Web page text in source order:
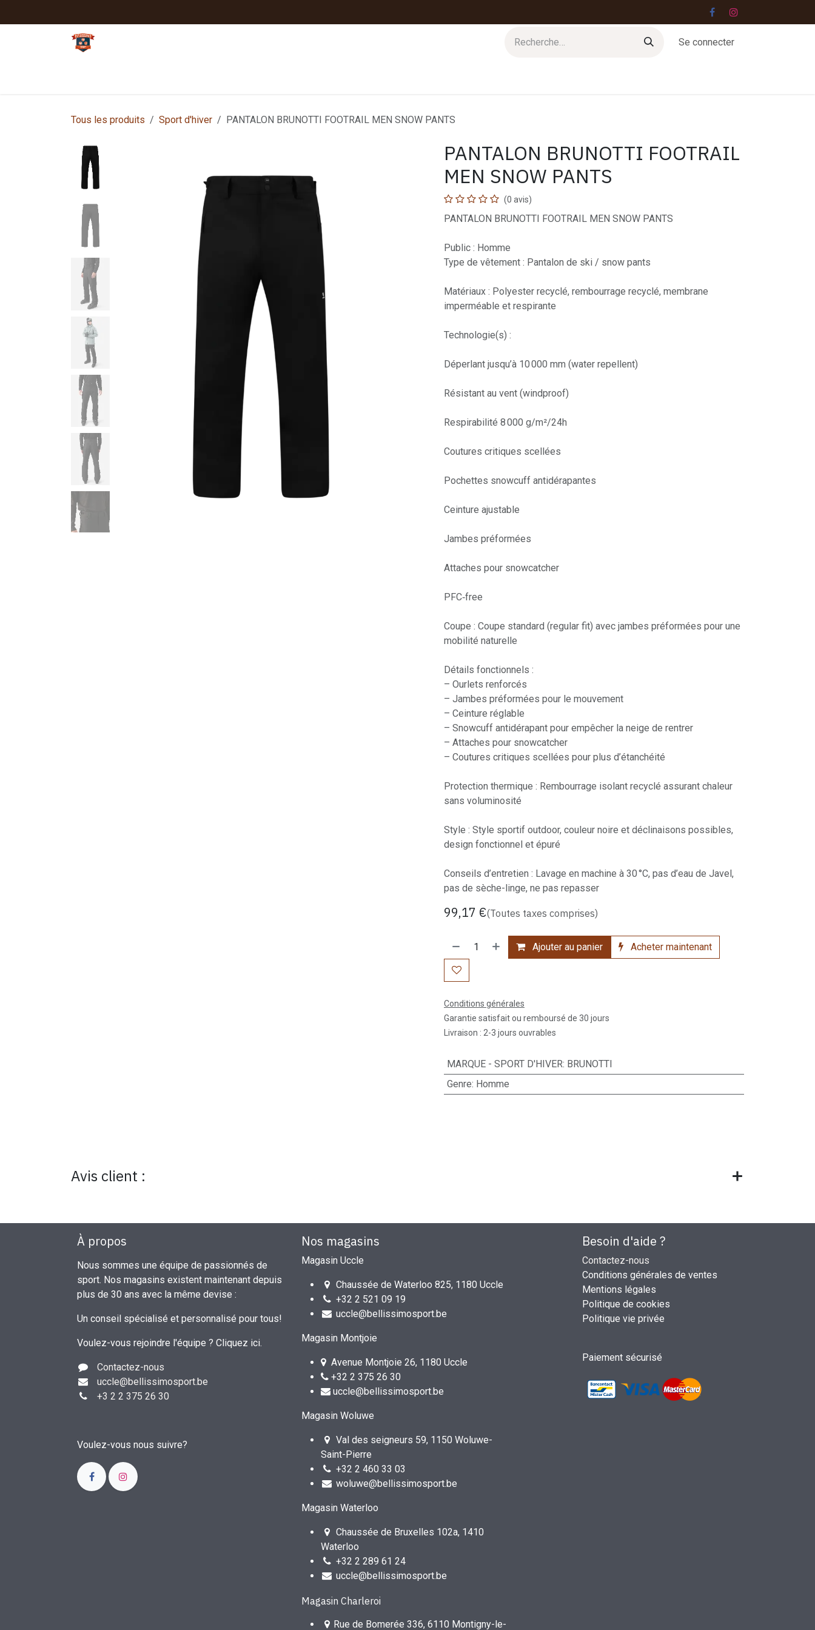
Se connecter
Tous les produits Sport d'hiver PANTALON BRUNOTTI FOOTRAIL MEN SNOW PANTS
PANTALON BRUNOTTI FOOTRAIL
MEN SNOW PANTS
(0 avis)
PANTALON BRUNOTTI FOOTRAIL MEN SNOW PANTS
Public : Homme
Type de vêtement : Pantalon de ski / snow pants
Matériaux : Polyester recyclé, rembourrage recyclé, membrane
imperméable et respirante
Technologie(s) :
Déperlant jusqu’à 10 000 mm (water repellent)
Résistant au vent (windproof)
Respirabilité 8 000 g/m²/24h
Coutures critiques scellées
Pochettes snowcuff antidérapantes
Ceinture ajustable
Jambes préformées
Attaches pour snowcatcher
PFC‑free
Coupe : Coupe standard (regular fit) avec jambes préformées pour une
mobilité naturelle
Détails fonctionnels :
– Ourlets renforcés
– Jambes préformées pour le mouvement
– Ceinture réglable
– Snowcuff antidérapant pour empêcher la neige de rentrer
– Attaches pour snowcatcher
– Coutures critiques scellées pour plus d’étanchéité
Protection thermique : Rembourrage isolant recyclé assurant chaleur
sans voluminosité
Style : Style sportif outdoor, couleur noire et déclinaisons possibles,
design fonctionnel et épuré
Conseils d’entretien : Lavage en machine à 30 °C, pas d’eau de Javel,
pas de sèche-linge, ne pas repasser
99,17 €(Toutes taxes comprises)
Ajouter au panier Acheter maintenant
Conditions générales
Garantie satisfait ou remboursé de 30 jours
Livraison : 2-3 jours ouvrables
MARQUE - SPORT D'HIVER: BRUNOTTI
Genre: Homme
Avis client :
Besoin d'aide ?
Contactez-nous
Conditions générales de ventes
Mentions légales
Politique de cookies
Politique vie privée
Paiement sécurisé
Nos magasins
Magasin Uccle
Chaussée de Waterloo 825, 1180 Uccle
+32 2 521 09 19
uccle@bellissimosport.be
Magasin Montjoie
Avenue Montjoie 26, 1180 Uccle
+32 2 375 26 30
uccle@bellissimosport.be
Magasin Woluwe
Val des seigneurs 59, 1150 Woluwe-
Saint-Pierre
+32 2 460 33 03
woluwe@bellissimosport.be
Magasin Waterloo
Chaussée de Bruxelles 102a, 1410
Waterloo
+32 2 289 61 24
uccle@bellissimosport.be
Magasin Charleroi
Rue de Bomerée 336, 6110 Montigny-le-
À propos
Nous sommes une équipe de passionnés de
sport. Nos magasins existent maintenant depuis
plus de 30 ans avec la même devise :
Un conseil spécialisé et personnalisé pour tous!
Voulez-vous rejoindre l'équipe ? Cliquez ici.
Contactez-nous
uccle@bellissimosport.be
+3 2 2 375 26 30
Voulez-vous nous suivre?